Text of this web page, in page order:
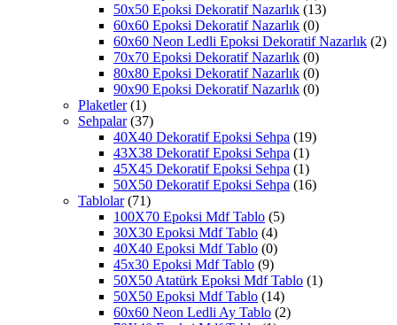
50x50 Epoksi Dekoratif Nazarlık (13)
60x60 Epoksi Dekoratif Nazarlık (0)
60x60 Neon Ledli Epoksi Dekoratif Nazarlık (2)
70x70 Epoksi Dekoratif Nazarlık (0)
80x80 Epoksi Dekoratif Nazarlık (0)
90x90 Epoksi Dekoratif Nazarlık (0)
Plaketler (1)
Sehpalar (37)
40X40 Dekoratif Epoksi Sehpa (19)
43X38 Dekoratif Epoksi Sehpa (1)
45X45 Dekoratif Epoksi Sehpa (1)
50X50 Dekoratif Epoksi Sehpa (16)
Tablolar (71)
100X70 Epoksi Mdf Tablo (5)
30X30 Epoksi Mdf Tablo (4)
40X40 Epoksi Mdf Tablo (0)
45x30 Epoksi Mdf Tablo (9)
50X50 Atatürk Epoksi Mdf Tablo (1)
50X50 Epoksi Mdf Tablo (14)
60x60 Neon Ledli Ay Tablo (2)